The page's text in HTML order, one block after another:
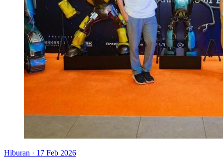
Hiburan · 17 Feb 2026